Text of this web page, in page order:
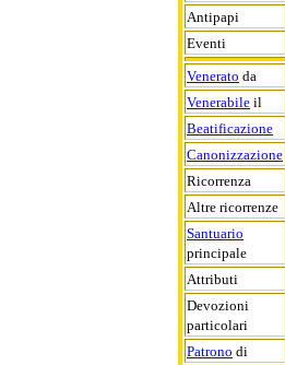
Antipapi
Eventi
Venerato da
Venerabile il
Beatificazione
Canonizzazione
Ricorrenza
Altre ricorrenze
Santuario
principale
Attributi
Devozioni
particolari
Patrono di